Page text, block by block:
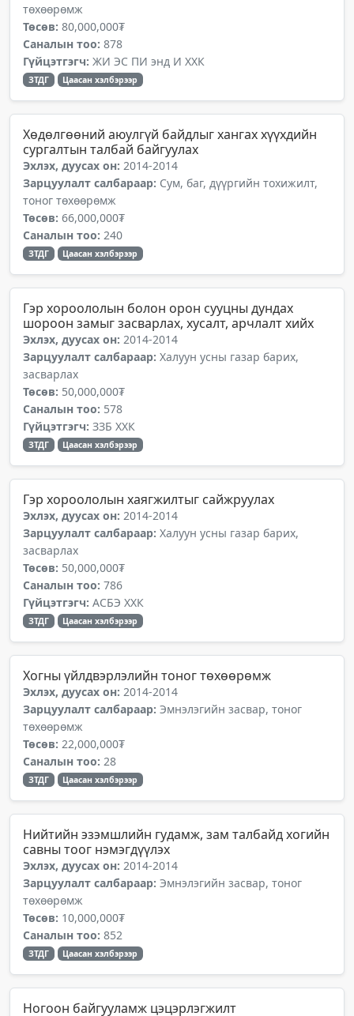
төхөөрөмж
Төсөв: 80,000,000₮
Саналын тоо: 878
Гүйцэтгэгч: ЖИ ЭС ПИ энд И ХХК
ЗТДГ Цаасан хэлбэрээр
Хөдөлгөөний аюулгүй байдлыг хангах хүүхдийн
сургалтын талбай байгуулах
Эхлэх, дуусах он: 2014-2014
Зарцуулалт салбараар: Сум, баг, дүүргийн тохижилт,
тоног төхөөрөмж
Төсөв: 66,000,000₮
Саналын тоо: 240
ЗТДГ Цаасан хэлбэрээр
Гэр хороололын болон орон сууцны дундах
шороон замыг засварлах, хусалт, арчлалт хийх
Эхлэх, дуусах он: 2014-2014
Зарцуулалт салбараар: Халуун усны газар барих,
засварлах
Төсөв: 50,000,000₮
Саналын тоо: 578
Гүйцэтгэгч: ЗЗБ ХХК
ЗТДГ Цаасан хэлбэрээр
Гэр хороололын хаягжилтыг сайжруулах
Эхлэх, дуусах он: 2014-2014
Зарцуулалт салбараар: Халуун усны газар барих,
засварлах
Төсөв: 50,000,000₮
Саналын тоо: 786
Гүйцэтгэгч: АСБЭ ХХК
ЗТДГ Цаасан хэлбэрээр
Хогны үйлдвэрлэлийн тоног төхөөрөмж
Эхлэх, дуусах он: 2014-2014
Зарцуулалт салбараар: Эмнэлэгийн засвар, тоног
төхөөрөмж
Төсөв: 22,000,000₮
Саналын тоо: 28
ЗТДГ Цаасан хэлбэрээр
Нийтийн эзэмшлийн гудамж, зам талбайд хогийн
савны тоог нэмэгдүүлэх
Эхлэх, дуусах он: 2014-2014
Зарцуулалт салбараар: Эмнэлэгийн засвар, тоног
төхөөрөмж
Төсөв: 10,000,000₮
Саналын тоо: 852
ЗТДГ Цаасан хэлбэрээр
Ногоон байгууламж цэцэрлэгжилт